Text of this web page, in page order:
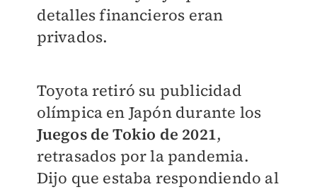
detalles financieros eran
privados.
Toyota retiró su publicidad
olímpica en Japón durante los
Juegos de Tokio de 2021,
retrasados ​​por la pandemia.
Dijo que estaba respondiendo al